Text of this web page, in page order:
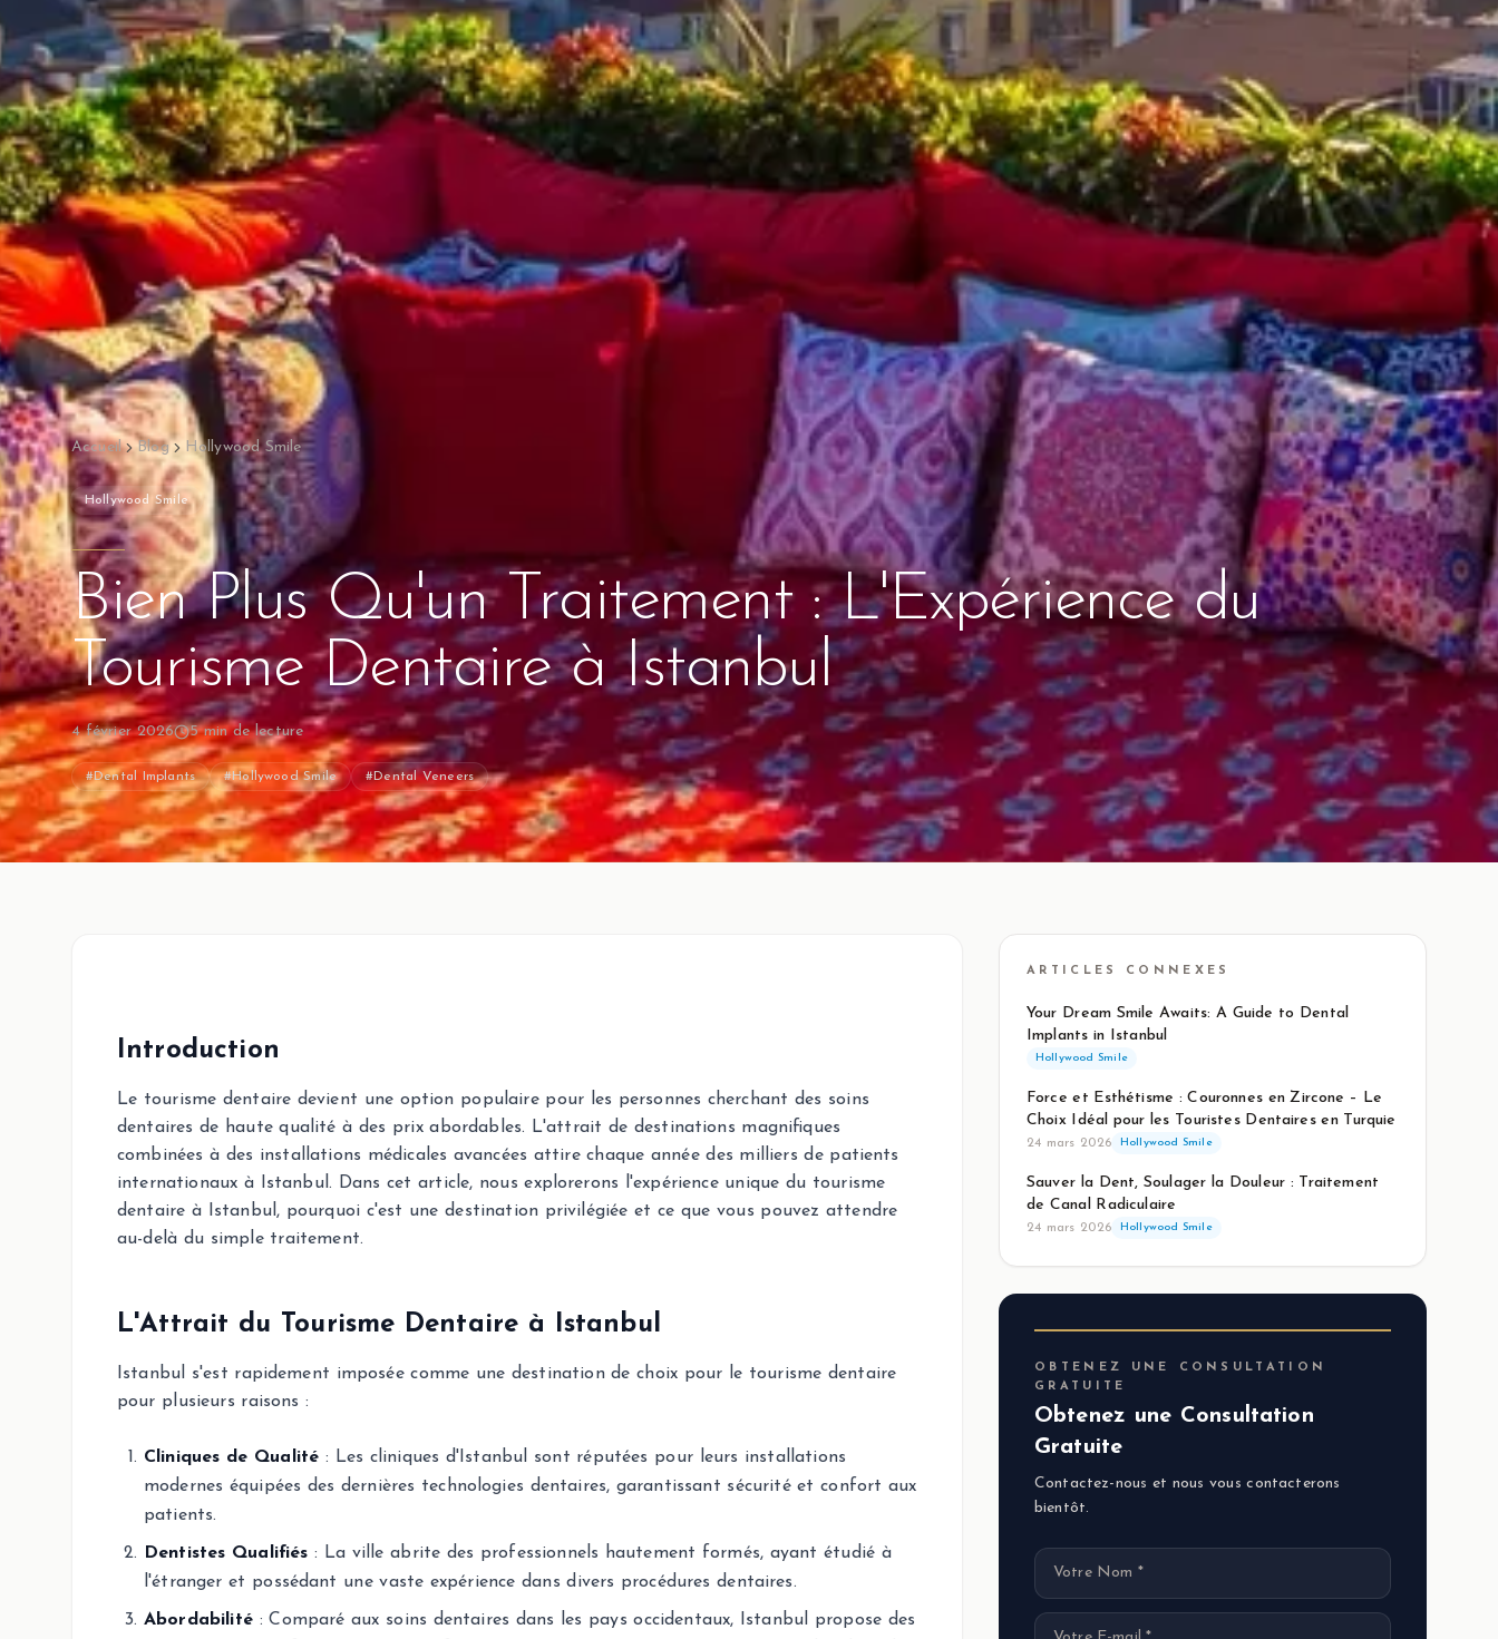
Accueil Blog Hollywood Smile
Hollywood Smile
Bien Plus Qu'un Traitement : L'Expérience du
Tourisme Dentaire à Istanbul
4 février 2026 5 min de lecture
#Dental Implants #Hollywood Smile #Dental Veneers
Introduction
Le tourisme dentaire devient une option populaire pour les personnes cherchant des soins
dentaires de haute qualité à des prix abordables. L'attrait de destinations magnifiques
combinées à des installations médicales avancées attire chaque année des milliers de patients
internationaux à Istanbul. Dans cet article, nous explorerons l'expérience unique du tourisme
dentaire à Istanbul, pourquoi c'est une destination privilégiée et ce que vous pouvez attendre
au-delà du simple traitement.
L'Attrait du Tourisme Dentaire à Istanbul
Istanbul s'est rapidement imposée comme une destination de choix pour le tourisme dentaire
pour plusieurs raisons :
Cliniques de Qualité : Les cliniques d'Istanbul sont réputées pour leurs installations
modernes équipées des dernières technologies dentaires, garantissant sécurité et confort aux
patients.
Dentistes Qualifiés : La ville abrite des professionnels hautement formés, ayant étudié à
l'étranger et possédant une vaste expérience dans divers procédures dentaires.
Abordabilité: Comparé aux soins dentaires dans les pays occidentaux, Istanbul propose des
ARTICLES CONNEXES
Your Dream Smile Awaits: A Guide to Dental
Implants in Istanbul
Hollywood Smile
Force et Esthétisme : Couronnes en Zircone – Le
Choix Idéal pour les Touristes Dentaires en Turquie
24 mars 2026 Hollywood Smile
Sauver la Dent, Soulager la Douleur : Traitement
de Canal Radiculaire
24 mars 2026 Hollywood Smile
OBTENEZ UNE CONSULTATION
GRATUITE
Obtenez une Consultation
Gratuite
Contactez-nous et nous vous contacterons
bientôt.